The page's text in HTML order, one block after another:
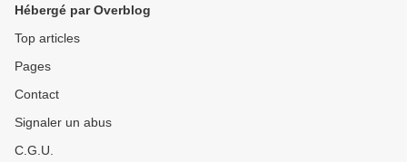
Hébergé par Overblog
Top articles
Pages
Contact
Signaler un abus
C.G.U.